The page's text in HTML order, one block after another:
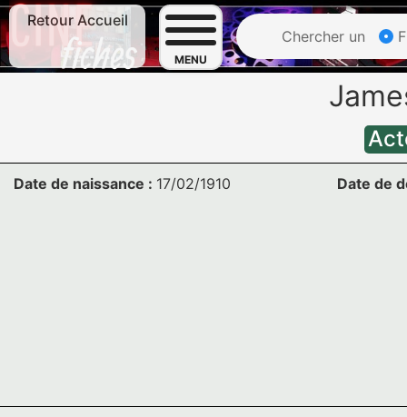
Retour Accueil
MENU
Chercher un
Date de naissance : 17/02/1910 Date de